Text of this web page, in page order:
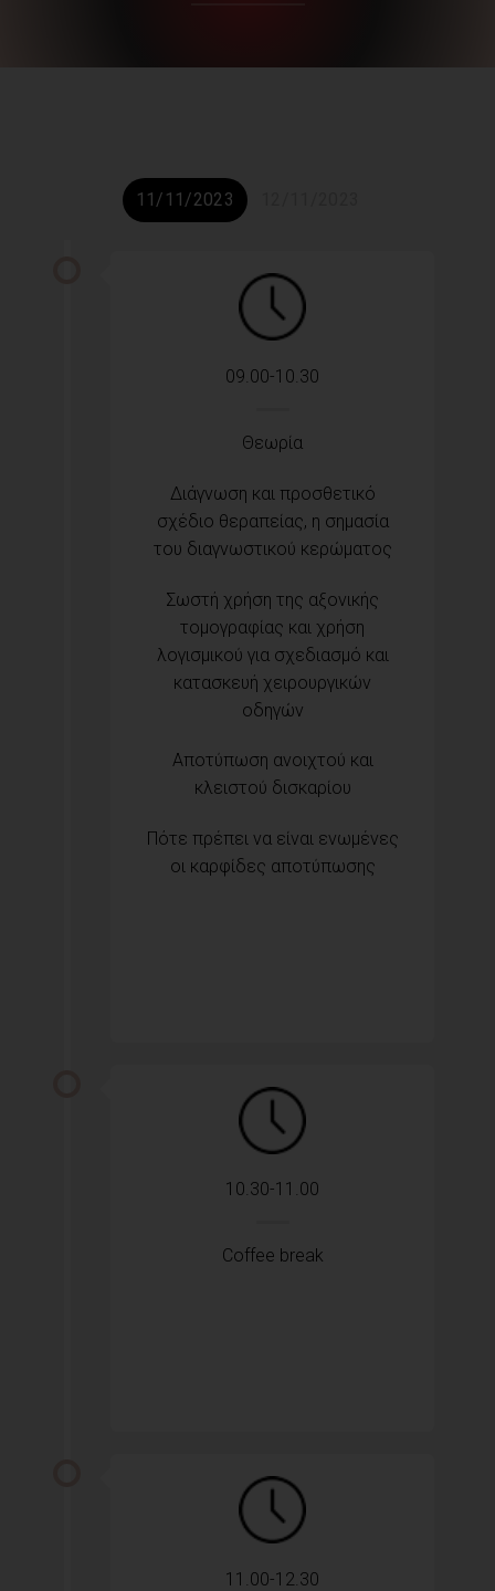
11/11/2023
09.00-10.30
Θεωρία
Διάγνωση και προσθετικό
σχέδιο θεραπείας, η σημασία
του διαγνωστικού κερώματος
Σωστή χρήση της αξονικής
τομογραφίας και χρήση
λογισμικού για σχεδιασμό και
κατασκευή χειρουργικών
οδηγών
Αποτύπωση ανοιχτού και
κλειστού δισκαρίου
Πότε πρέπει να είναι ενωμένες
οι καρφίδες αποτύπωσης
10.30-11.00
Coffee break
11.00-12.30